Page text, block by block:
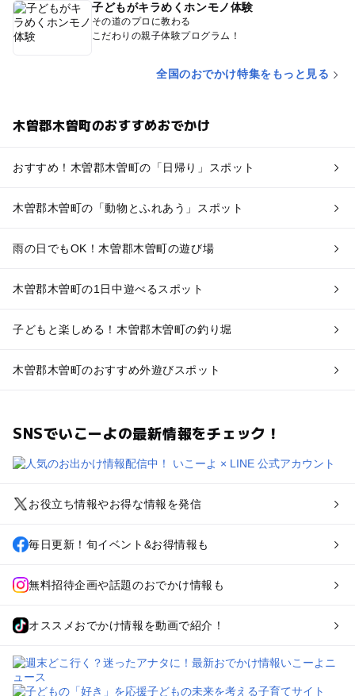
子どもがキラめくホンモノ体験
その道のプロに教わる
こだわりの親子体験プログラム！
全国のおでかけ特集をもっと見る
木曽郡木曽町のおすすめおでかけ
おすすめ！木曽郡木曽町の「日帰り」スポット
木曽郡木曽町の「動物とふれあう」スポット
雨の日でもOK！木曽郡木曽町の遊び場
木曽郡木曽町の1日中遊べるスポット
子どもと楽しめる！木曽郡木曽町の釣り堀
木曽郡木曽町のおすすめ外遊びスポット
SNSでいこーよの最新情報をチェック！
お役立ち情報やお得な情報を発信
毎日更新！旬イベント&お得情報も
無料招待企画や話題のおでかけ情報も
オススメおでかけ情報を動画で紹介！